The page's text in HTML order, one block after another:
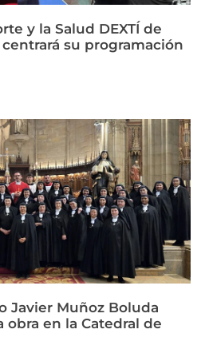
y la Salud DEXTÍ de
su programación
Javier Muñoz Boluda
en la Catedral de